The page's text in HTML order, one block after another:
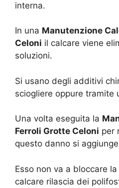
interna.
In una Manutenzione
Celoni il calcare viene
soluzioni.
Si usano degli additivi
sciogliere oppure tramite
Una volta eseguita la
Ferroli Grotte Celoni per
questo danno si
Esso non va a bloccare
calcare rilascia dei